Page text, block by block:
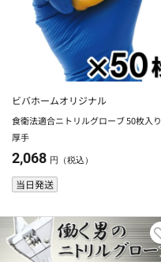
ビバホームオリジナル
食衛法適合ニトリルグローブ 50枚入り
厚手
2,068 円（税込）
当日発送